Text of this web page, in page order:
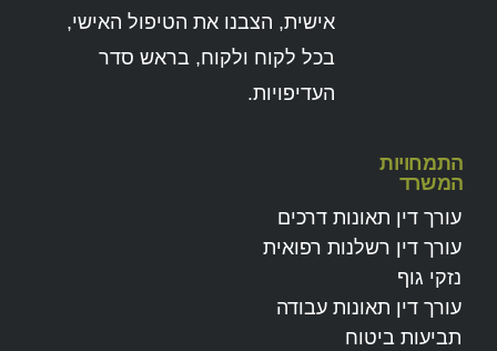
אישית, הצבנו את הטיפול האישי,
בכל לקוח ולקוח, בראש סדר
העדיפויות.
התמחויות
המשרד
עורך דין תאונות דרכים
עורך דין רשלנות רפואית
נזקי גוף
עורך דין תאונות עבודה
תביעות ביטוח